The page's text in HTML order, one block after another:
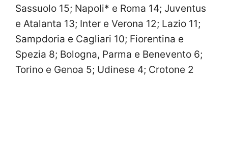
Sassuolo 15; Napoli* e Roma 14; Juventus
e Atalanta 13; Inter e Verona 12; Lazio 11;
Sampdoria e Cagliari 10; Fiorentina e
Spezia 8; Bologna, Parma e Benevento 6;
Torino e Genoa 5; Udinese 4; Crotone 2